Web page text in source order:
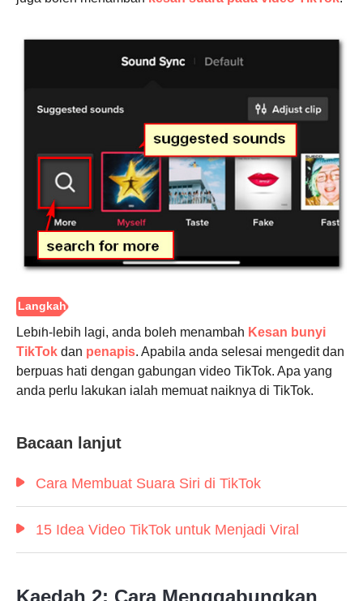
Lebih-lebih lagi, anda boleh menambah Kesan bunyi
TikTok dan penapis. Apabila anda selesai mengedit dan
berpuas hati dengan gabungan video TikTok. Apa yang
anda perlu lakukan ialah memuat naiknya di TikTok.
Bacaan lanjut
Cara Membuat Suara Siri di TikTok
15 Idea Video TikTok untuk Menjadi Viral